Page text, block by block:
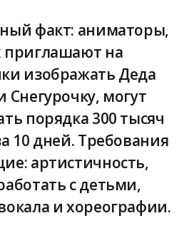
факт: аниматоры,
приглашают на
изображать Деда
Снегурочку, могут
порядка 300 тысяч
10 дней. Требования
артистичность,
с детьми,
и хореографии.